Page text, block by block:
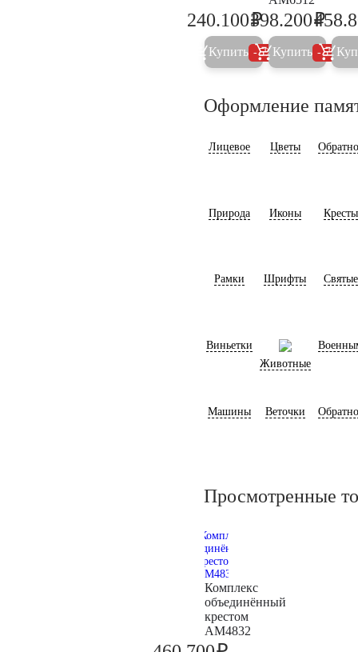
252.700
240.100₽
Купить 5%
398.200₽
Купить 5%
Оформление
Лицевое Цветы
Природа Иконы Кресты
Рамки Шрифты Святые
Виньетки
Животные
Машины Веточки
Просмотренные
Комплекс
объединённый
крестом
AM4832